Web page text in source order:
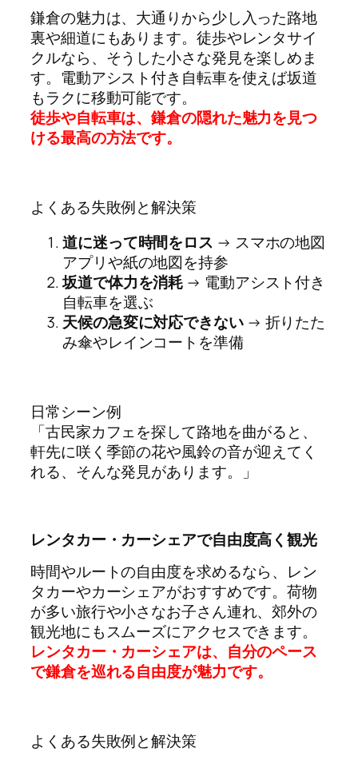
鎌倉の魅力は、大通りから少し入った路地
裏や細道にもあります。徒歩やレンタサイ
クルなら、そうした小さな発見を楽しめま
す。電動アシスト付き自転車を使えば坂道
もラクに移動可能です。
徒歩や自転車は、鎌倉の隠れた魅力を見つ
ける最高の方法です。
よくある失敗例と解決策
道に迷って時間をロス → スマホの地図
アプリや紙の地図を持参
坂道で体力を消耗 → 電動アシスト付き
自転車を選ぶ
天候の急変に対応できない→ 折りたた
み傘やレインコートを準備
日常シーン例
「古民家カフェを探して路地を曲がると、
軒先に咲く季節の花や風鈴の音が迎えてく
れる、そんな発見があります。」
レンタカー・カーシェアで自由度高く観光
時間やルートの自由度を求めるなら、レン
タカーやカーシェアがおすすめです。荷物
が多い旅行や小さなお子さん連れ、郊外の
観光地にもスムーズにアクセスできます。
レンタカー・カーシェアは、自分のペース
で鎌倉を巡れる自由度が魅力です。
よくある失敗例と解決策